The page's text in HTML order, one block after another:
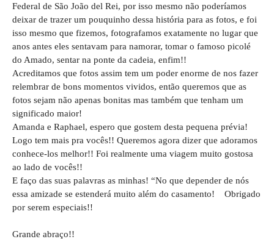
Federal de São João del Rei, por isso mesmo não poderíamos
deixar de trazer um pouquinho dessa história para as fotos, e foi
isso mesmo que fizemos, fotografamos exatamente no lugar que
anos antes eles sentavam para namorar, tomar o famoso picolé
do Amado, sentar na ponte da cadeia, enfim!!
Acreditamos que fotos assim tem um poder enorme de nos fazer
relembrar de bons momentos vividos, então queremos que as
fotos sejam não apenas bonitas mas também que tenham um
significado maior!
Amanda e Raphael, espero que gostem desta pequena prévia!
Logo tem mais pra vocês!! Queremos agora dizer que adoramos
conhece-los melhor!! Foi realmente uma viagem muito gostosa
ao lado de vocês!!
E faço das suas palavras as minhas! “No que depender de nós
essa amizade se estenderá muito além do casamento! Obrigado
por serem especiais!!
Grande abraço!!